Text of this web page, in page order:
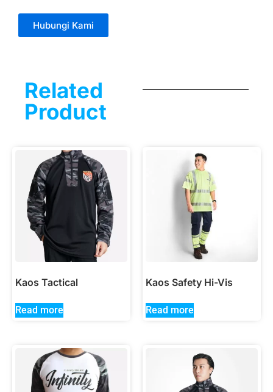
Hubungi Kami
Related
Product
Kaos Tactical
Read more
Kaos Safety Hi-Vis
Read more